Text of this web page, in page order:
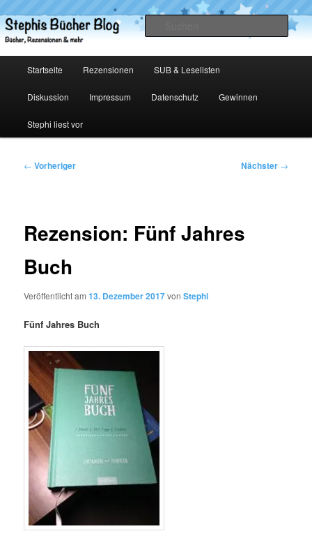
primären
Inhalt
Stephis Bücher Blog
Startseite Rezensionen SUB & Leselisten
Diskussion Impressum Datenschutz Gewinnen
Stephi liest vor
Beitragsnavigation
← Vorheriger Nächster →
Rezension: Fünf Jahres
Buch
Veröffentlicht am13. Dezember 2017vonStephi
Fünf Jahres Buch